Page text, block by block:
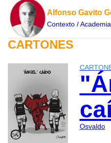
Alfonso Gavito
Contexto /
CARTONES
Osvaldo